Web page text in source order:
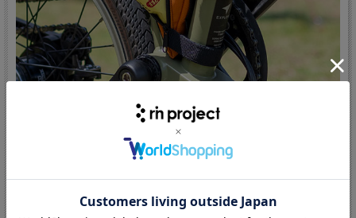
いざという時のものなどを常に自転車に取り付けておけます。